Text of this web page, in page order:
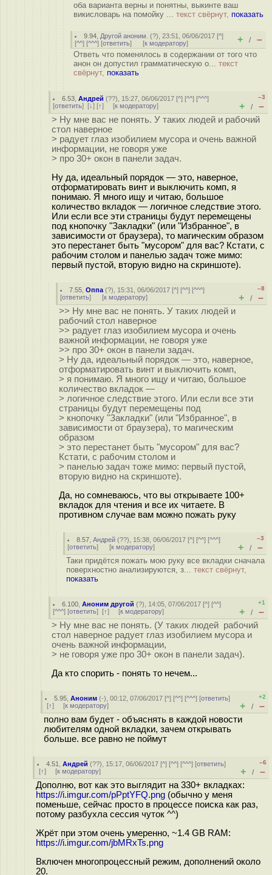
оба варианта верны и понятны, выкинте ваш
викисловарь на помойку ... текст свёрнут, показать
9.94 Другой аноним. (?), 23:51, 06/06/2017 [^]
[^^] [^^^] [ответить] [к модератору] + / –
Ответь что поменялось в содержании от того что
анон он допустил грамматическую о... текст
свёрнут, показать
6.53 ,Андрей (??), 15:27, 06/06/2017 [^] [^^] [^^^]
[ответить] [↓] [↑] [к модератору]
–3
+ / –
> Ну мне вас не понять. У таких людей и рабочий
стол наверное
> радует глаз изобилием мусора и очень важной
информации, не говоря уже
> про 30+ окон в панели задач.
Ну да, идеальный порядок — это, наверное,
отформатировать винт и выключить комп, я
понимаю. Я много ищу и читаю, большое
количество вкладок — логичное следствие этого.
Или если все эти страницы будут перемещены
под кнопочку "Закладки" (или "Избранное", в
зависимости от браузера), то магическим образом
это перестанет быть "мусором" для вас? Кстати, с
рабочим столом и панелью задач тоже мимо:
первый пустой, вторую видно на скриншоте).
7.55 ,Оппа (?), 15:31, 06/06/2017 [^] [^^] [^^^]
[ответить] [к модератору]
–8
+ / –
>> Ну мне вас не понять. У таких людей и
рабочий стол наверное
>> радует глаз изобилием мусора и очень
важной информации, не говоря уже
>> про 30+ окон в панели задач.
> Ну да, идеальный порядок — это, наверное,
отформатировать винт и выключить комп,
> я понимаю. Я много ищу и читаю, большое
количество вкладок —
> логичное следствие этого. Или если все эти
страницы будут перемещены под
> кнопочку "Закладки" (или "Избранное", в
зависимости от браузера), то магическим
образом
> это перестанет быть "мусором" для вас?
Кстати, с рабочим столом и
> панелью задач тоже мимо: первый пустой,
вторую видно на скриншоте).
Да, но сомневаюсь, что вы открываете 100+
вкладок для чтения и все их читаете. В
противном случае вам можно пожать руку
8.57 ,Андрей (??), 15:38, 06/06/2017 [^] [^^] [^^^]
[ответить] [к модератору]
–3
+ / –
Таки придётся пожать мою руку все вкладки сначала
поверхностно анализируются, з... текст свёрнут,
показать
6.100 ,Аноним другой (?), 14:05, 07/06/2017 [^] [^^]
[^^^] [ответить] [↑] [к модератору]
+1
+ / –
> Ну мне вас не понять. (У таких людей рабочий
стол наверное радует глаз изобилием мусора и
очень важной информации,
> не говоря уже про 30+ окон в панели задач).
Да кто спорить - понять то нечем...
5.95 ,Аноним (-), 00:12, 07/06/2017 [^] [^^] [^^^] [ответить]
[↑] [к модератору]
+2
+ / –
полно вам будет - объяснять в каждой новости
любителям одной вкладки, зачем открывать
больше. все равно не поймут
4.51 ,Андрей (??), 15:17, 06/06/2017 [^] [^^] [^^^] [ответить]
[↑] [к модератору]
–6
+ / –
Дополню, вот как это выглядит на 330+ вкладках:
https://i.imgur.com/pPptYFQ.png (обычно у меня
поменьше, сейчас просто в процессе поиска как раз,
потому разбухла сессия чуток ^^)
Жрёт при этом очень умеренно, ~1.4 GB RAM:
https://i.imgur.com/jbMRxTs.png
Включен многопроцессный режим, дополнений около
20.